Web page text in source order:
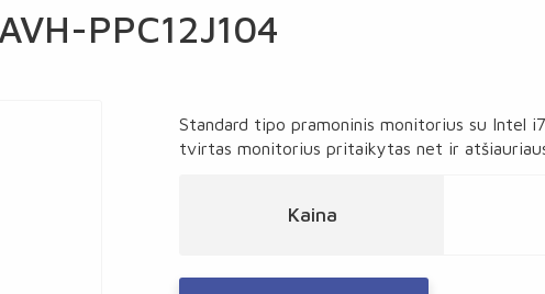
PPC12J104
Standard tipo pramoninis monitorius su Intel
tvirtas monitorius pritaikytas net ir
Kaina